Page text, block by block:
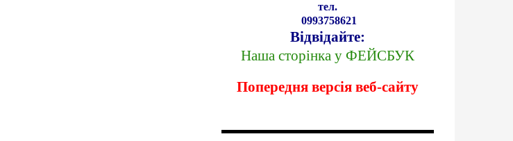
тел.
0993758621
Відвідайте:
Наша сторінка у ФЕЙСБУК
Попередня версія веб-сайту